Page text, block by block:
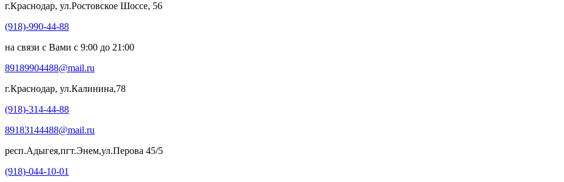
г.Краснодар, ул.Ростовское Шоссе, 56
(918)-990-44-88
на связи с Вами с 9:00 до 21:00
89189904488@mail.ru
г.Краснодар, ул.Калинина,78
(918)-314-44-88
89183144488@mail.ru
респ.Адыгея,пгт.Энем,ул.Перова 45/5
(918)-044-10-01